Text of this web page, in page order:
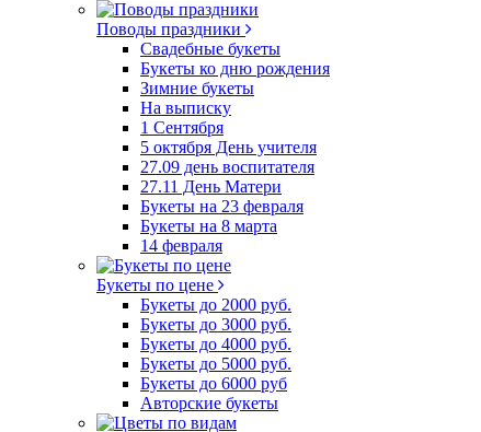
Поводы праздники
Свадебные букеты
Букеты ко дню рождения
Зимние букеты
На выписку
1 Сентября
5 октября День учителя
27.09 день воспитателя
27.11 День Матери
Букеты на 23 февраля
Букеты на 8 марта
14 февраля
Букеты по цене
Букеты до 2000 руб.
Букеты до 3000 руб.
Букеты до 4000 руб.
Букеты до 5000 руб.
Букеты до 6000 руб
Авторские букеты